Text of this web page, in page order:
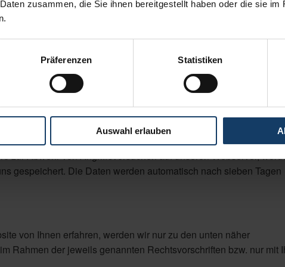
zusammen, die Sie ihnen bereitgestellt haben oder die sie im
Präferenzen Statistiken
Auswahl erlauben
zwischen Ihrem Internetbrowser und unserem Webserver werden
das Datum und Uhrzeit des Besuches
wurde, übertragene Datenmenge
IP-Adresse
zur Abwehr von Angriffsversuchen auf unseren Webserver,
gespeichert. Die Daten werden automatisch nach sieben Tagen
von Ihnen erfahren, werden wir nur zu den unten näher
Rahmen der jeweils genannten Rechtsvorschriften bzw. nur mit